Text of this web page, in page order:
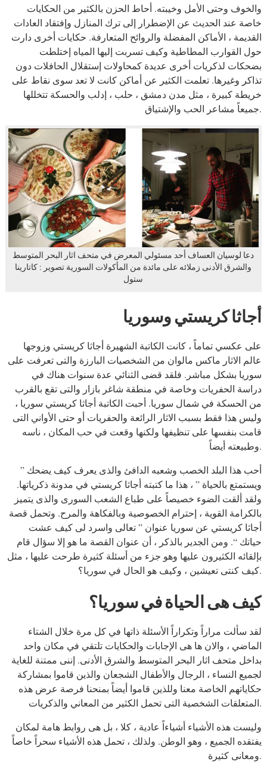
والخوف وحتى الأمل وخيبته. أحاط الحزن بالكثير من الحكايات
خاصة عند الحديث عن الإضطرار إلى ترك المنازل وإفتقاد العادات
القديمة ، الأماكن المفضلة والروائح المتعارفة. حكايات أخرى دارت
حول القوارب المطاطية وكيف تسربت إليها المياه إختلطت
بضحكات لذكريات أخرى عديدة كمحاولات إستقلال الحافلات دون
تذاكر وغيرها. تعلمت الكثير عن أماكن كانت لا تعد سوى نقاط على
خريطة كبيرة ، مثل مدن دمشق ، حلب ، إدلب والحسكة تتخللها
جميعاً مشاعر الحب والإشتياق.
دعا لوسيان العساف أحد مسئولي المعرض في متحف اثار البحر المتوسط
والشرق الأدنى زملائه على مائدة من المأكولات السورية تصوير : كاتارينا
ستول
أجاثا كريستي وسوريا
على عكسي تماماً ، كانت الكاتبة الشهيرة أجاثا كريستي وزوجها
عالم الاثار ماكس مالوان من الشخصيات البارزة والتى تعرفت على
سوريا بشكل مباشر. فلقد قضى الثنائي عدة سنوات هناك في
دراسة الحفريات وخاصة في منطقة شاغر بازار والتى تقع بالقرب
من الحسكة في شمال سوريا. أحبت الكاتبة أجاثا كريستي سوريا ،
وليس هذا فقط بسبب الاثار الرائعة والحفريات أو حتى الأواني التى
قامت بنفسها على تنظيفها ولكنها وقعت في حب المكان ، ناسه
وطبيعته أيضاً.
” أحب هذا البلد الخصب وشعبه الدافئ والذى يعرف كيف يضحك
ويستمتع بالحياة ” ، هذا ما كتبته أجاثا كريستي في مدونة ذكرياتها.
ولقد ألقت الضوء خصيصاً على طباع الشعب السورى والذى يتميز
بالكرامة القوية ، إحترام الخصوصية وبالفكاهة والمرح. وتحمل قصة
أجاثا كريستي عن سوريا عنوان ” تعالى واسرد لى كيف عشت
حياتك “. ومن الجدير بالذكر ، أن عنوان القصة ما هو إلا سؤال قام
بإلقائه الكثيرون عليها وهو جزء من أسئلة كثيرة طرحت عليها ، مثل
كيف كنتى تعيشين ، وكيف هو الحال في سوريا؟.
كيف هى الحياة في سوريا؟
لقد سألت مراراً وتكراراً الأسئلة ذاتها في كل مرة خلال الشتاء
الماضي ، والان ها هى الإجابات والحكايات تلتقي في مكان واحد
بداخل متحف اثار البحر المتوسط والشرق الأدنى. إننى ممتنة للغاية
لجميع النساء ، الرجال والأطفال الشجعان والذين قاموا بمشاركة
حكاياتهم الخاصة معنا وللذين قاموا أيضاً بمنحنا فرصة عرض هذه
المتعلقات الشخصية التى تحمل الكثير من المعاني والذكريات.
وليست هذه الأشياء أشياءاً عادية ، كلا ، بل هى روابط هامة لمكان
يفتقده الجميع ، وهو الوطن. ولذلك ، تحمل هذه الأشياء سحراً خاصاً
ومعانى كثيرة.